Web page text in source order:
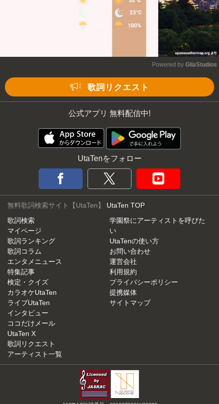
Powered by GliaStudios
歌詞リクエスト
公式アプリ 無料配信中!
UtaTenをフォロー
無料歌詞検索サイト【UtaTen】 UtaTen TOP
歌詞検索
マイページ
歌詞ランキング
歌詞コラム
エンタメニュース
特集記事
検定・クイズ
カラオケUtaTen
ライブUtaTen
インタビュー
ココだけメール
UtaTen X
歌詞リクエスト
アーティスト一覧
学園祭にアーティストを呼びた
い
UtaTenの使い方
お問い合わせ
運営会社
利用規約
プライバシーポリシー
提携媒体
サイトマップ